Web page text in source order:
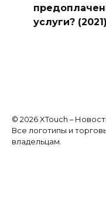
услуги? (2021)
© 2026 XTouch –
Все логотипы и
владельцам.